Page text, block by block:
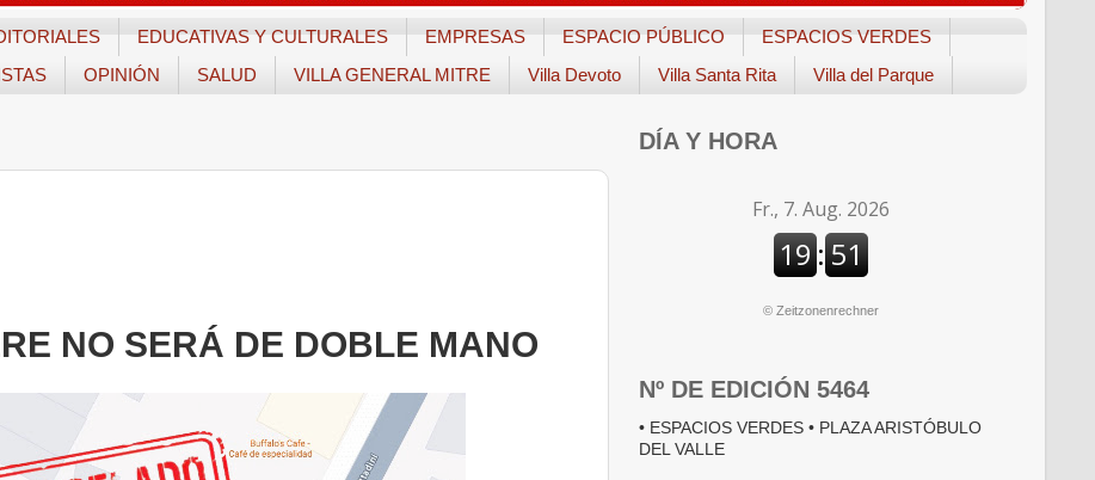
EDUCATIVAS Y CULTURALES EMPRESAS ESPACIO PÚBLICO
ESPACIOS VERDES
OPINIÓN SALUD VILLA GENERAL MITRE Villa Devoto Villa Santa Rita Villa del Parque
NO SERÁ DE DOBLE MANO
DÍA Y HORA
© Zeitzonenrechner
Nº DE EDICIÓN 5464
• ESPACIOS VERDES • PLAZA ARISTÓBULO
DEL VALLE